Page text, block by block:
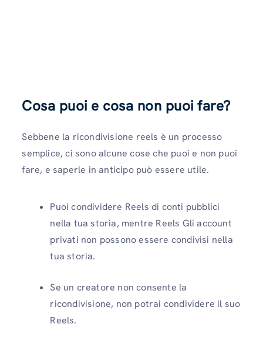
Cosa puoi e cosa non puoi fare?
Sebbene la ricondivisione reels è un processo
semplice, ci sono alcune cose che puoi e non puoi
fare, e saperle in anticipo può essere utile.
Puoi condividere Reels di conti pubblici
nella tua storia, mentre Reels Gli account
privati ​​non possono essere condivisi nella
tua storia.
Se un creatore non consente la
ricondivisione, non potrai condividere il suo
Reels.